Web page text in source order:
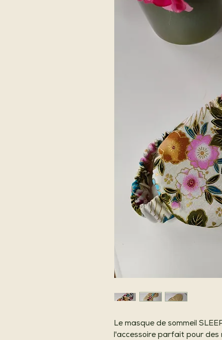
Le masque de sommeil
l'accessoire parfait pour des